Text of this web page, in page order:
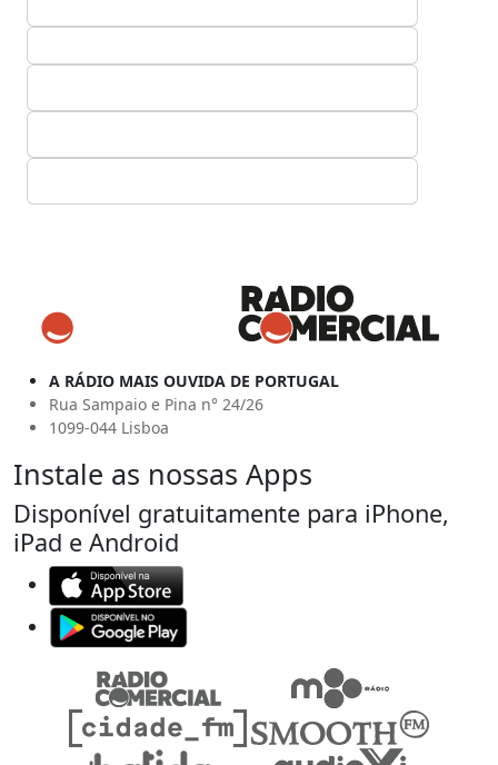
A RÁDIO MAIS OUVIDA DE PORTUGAL
Rua Sampaio e Pina n° 24/26
1099-044 Lisboa
Instale as nossas Apps
Disponível gratuitamente para iPhone,
iPad e Android